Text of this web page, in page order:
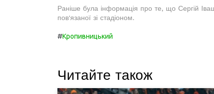
Раніше була інформація про те, що Сергій
пов'язаної зі стадіоном.
#Кропивницький
Читайте також